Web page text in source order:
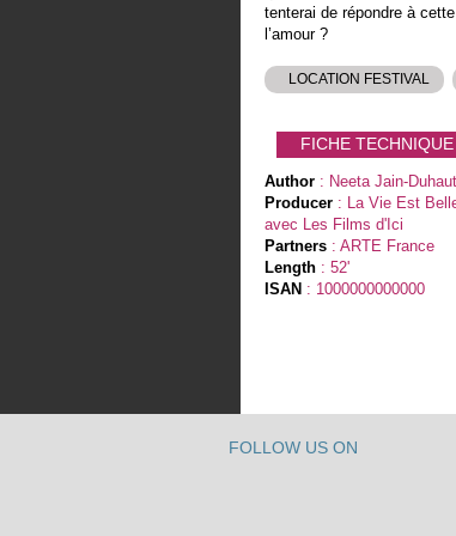
tenterai de répondre à
l’amour ?
LOCATION FESTIVAL
FICHE TECHNIQUE
Author : Neeta Jain-Duhaut
Producer : La Vie Est
avec Les Films d'Ici
Partners : ARTE France
Length : 52'
ISAN : 1000000000000
FOLLOW US ON